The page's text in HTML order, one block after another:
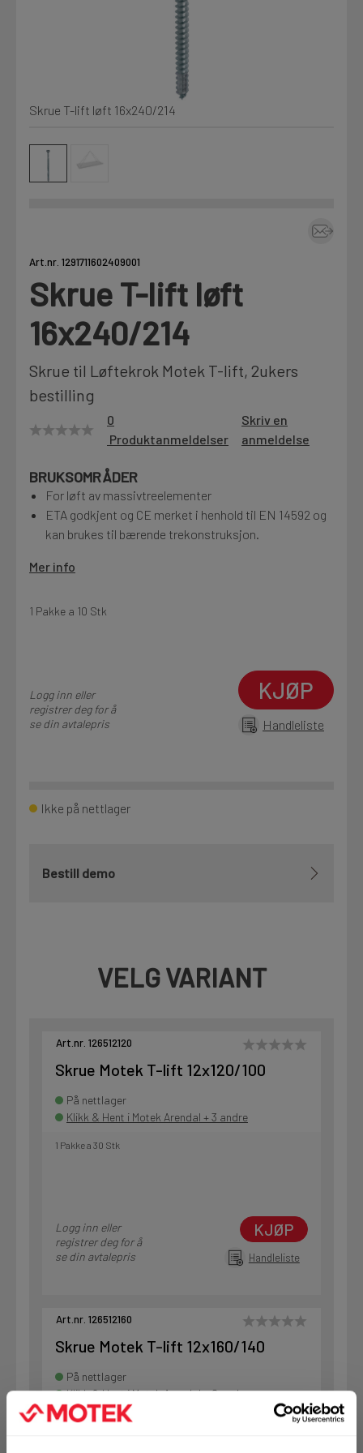
Kjemi, vindsperre og branntetting
Fag
Motek
Kontakt og åpningstider
Kontakt
Produktnyheter
Siste nytt om dine favorittprodukter
Prislister
Firmainformasjon
LOGG UT
Skrue T-lift løft 16x240/214
Art.nr. 1291711602409001
Skrue T-lift løft
16x240/214
Skrue til Løftekrok Motek T-lift, 2ukers
bestilling
0
Produktanmeldelser
Skriv en
anmeldelse
BRUKSOMRÅDER
For løft av massivtreelementer
ETA godkjent og CE merket i henhold til EN 14592 og
kan brukes til bærende trekonstruksjon.
Mer info
1 Pakke a 10 Stk
Logg inn eller
registrer deg for å
se din avtalepris
KJØP
Handleliste
Ikke på nettlager
Bestill demo
VELG VARIANT
Art.nr. 126512120
Skrue Motek T-lift 12x120/100
På nettlager
Klikk & Hent i Motek Arendal + 3 andre
1 Pakke a 30 Stk
Logg inn eller
registrer deg for å
se din avtalepris
KJØP
Handleliste
Art.nr. 126512160
Skrue Motek T-lift 12x160/140
På nettlager
Klikk & Hent i Motek Arendal + 2 andre
1 Pakke a 30 Stk